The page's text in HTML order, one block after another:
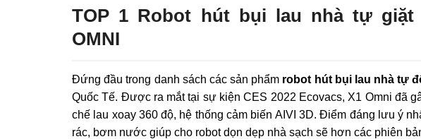
TOP 1 Robot hút bụi lau nhà tự giặt
OMNI
Đứng đầu trong danh sách các sản phẩm robot hút bụi lau nhà tự
Quốc Tế. Được ra mắt tại sự kiện CES 2022 Ecovacs, X1 Omni đã
chế lau xoay 360 độ, hệ thống cảm biến AIVI 3D. Điểm đáng lưu ý
rác, bơm nước giúp cho robot dọn dẹp nhà sạch sẽ hơn các phiên